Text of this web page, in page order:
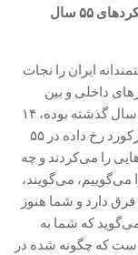
در دوره جنگ، ۱۴ رکورد از ۱۷ رکورد بهترین عملکرد‌های ۵۵ سال
ایران را نجات
داخلی و بین
المللی به اقتصاد، سیاست و جامعه ایران در ۵۰ سال گذشته بوده، ۱۴
رکورد از بهترین عملکرد‌های اقتصادی از کل ۱۷ رکورد رخ داده در ۵۵
را می‌کردند و چه
می‌گوییم، می‌گویند،
دارد و شما هنوز
که شما به
که چگونه شده در